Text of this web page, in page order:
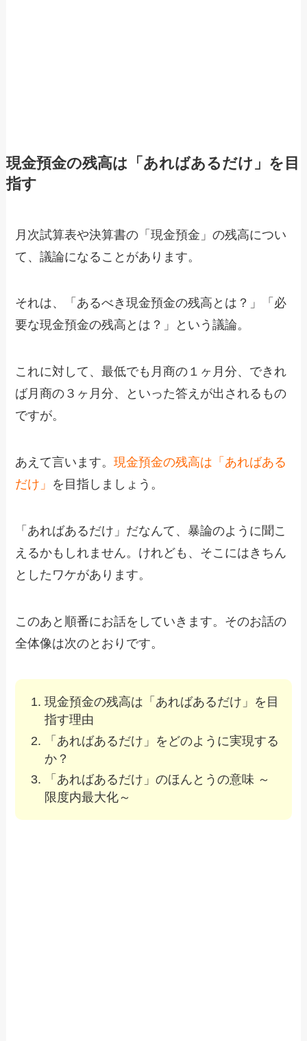
現金預金の残高は「あればあるだけ」を目
指す
月次試算表や決算書の「現金預金」の残高につい
て、議論になることがあります。
それは、「あるべき現金預金の残高とは？」「必
要な現金預金の残高とは？」という議論。
これに対して、最低でも月商の１ヶ月分、できれ
ば月商の３ヶ月分、といった答えが出されるもの
ですが。
あえて言います。現金預金の残高は「あればある
だけ」 を目指しましょう。
「あればあるだけ」だなんて、暴論のように聞こ
えるかもしれません。けれども、そこにはきちん
としたワケがあります。
このあと順番にお話をしていきます。そのお話の
全体像は次のとおりです。
現金預金の残高は「あればあるだけ」を目
指す理由
「あればあるだけ」をどのように実現する
か？
「あればあるだけ」のほんとうの意味 ～
限度内最大化～